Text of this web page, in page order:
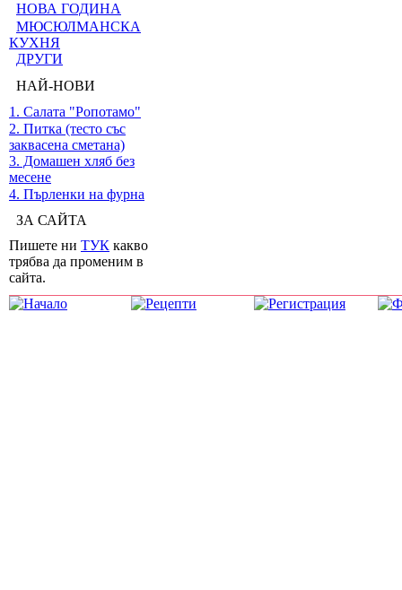
НОВА ГОДИНА
МЮСЮЛМАНСКА
КУХНЯ
ДРУГИ
НАЙ-НОВИ
1. Салата "Ропотамо"
2. Питка (тесто със
заквасена сметана)
3. Домашен хляб без
месене
4. Пърленки на фурна
ЗА САЙТА
Пишете ни ТУК какво
трябва да променим в
сайта.